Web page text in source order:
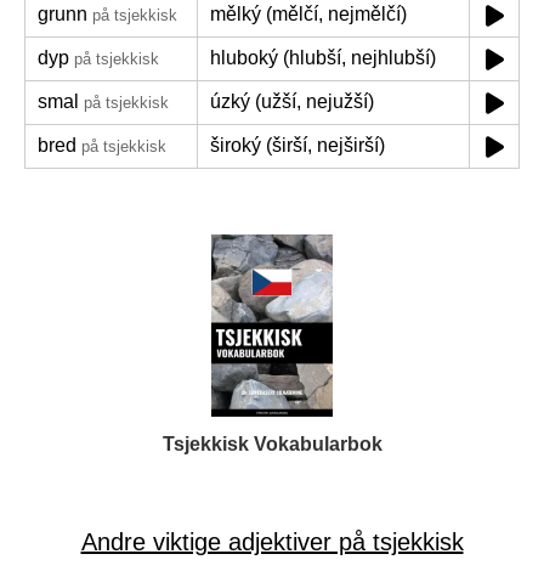
grunn på tsjekkisk mělký (mělčí, nejmělčí)
dyp på tsjekkisk hluboký (hlubší, nejhlubší)
smal på tsjekkisk úzký (užší, nejužší)
bred på tsjekkisk široký (širší, nejširší)
Tsjekkisk Vokabularbok
Andre viktige adjektiver på tsjekkisk